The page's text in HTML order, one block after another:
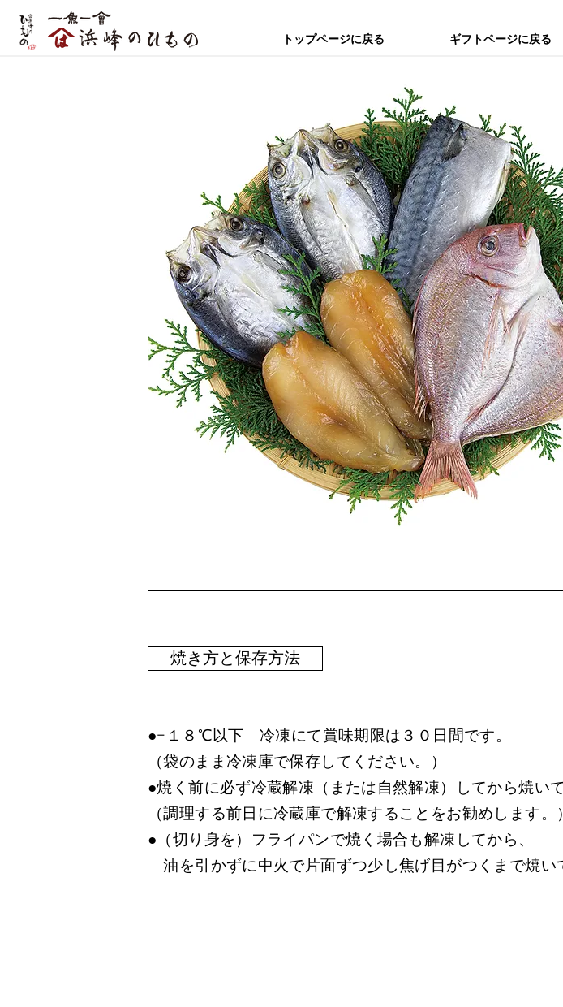
トップページに戻る ギフトページに戻る
焼き方と保存方法
●−１８℃以下 冷凍にて賞味期限は３０日間です。
（袋のまま冷凍庫で保存してください。）
●焼く前に必ず冷蔵解凍（または自然解凍）してから焼いて
（調理する前日に冷蔵庫で解凍することをお勧めします。）
●（切り身を）フライパンで焼く場合も解凍してから、
油を引かずに中火で片面ずつ少し焦げ目がつくまで焼い